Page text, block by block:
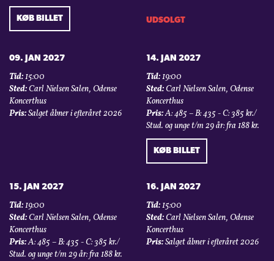
KØB BILLET UDSOLGT
09. JAN 2027
Tid:15:00
Sted:Carl Nielsen Salen, Odense
Koncerthus
Pris:Salget åbner i efteråret 2026
14. JAN 2027
Tid:19:00
Sted:Carl Nielsen Salen, Odense
Koncerthus
Pris:A: 485 – B: 435 - C: 385 kr./
Stud. og unge t/m 29 år: fra 188 kr.
KØB BILLET
15. JAN 2027
Tid:19:00
Sted:Carl Nielsen Salen, Odense
Koncerthus
Pris:A: 485 – B: 435 - C: 385 kr./
Stud. og unge t/m 29 år: fra 188 kr.
16. JAN 2027
Tid:15:00
Sted:Carl Nielsen Salen, Odense
Koncerthus
Pris:Salget åbner i efteråret 2026